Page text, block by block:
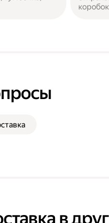
коробок
в